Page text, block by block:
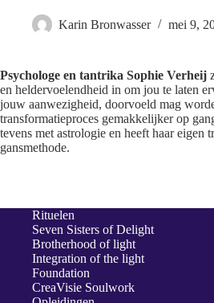
Karin Bronwasser mei 9,
Psychologe en tantrika Sophie Verheij
en heldervoelendheid in om jou te laten
jouw aanwezigheid, doorvoeld mag
transformatieproces gemakkelijker op
tevens met astrologie en heeft haar eigen
gansmethode.
Rituelen
Seven Sisters of Delight
Brotherhood of light
Integration of the light
Foundation
CreaVisie Soulwork